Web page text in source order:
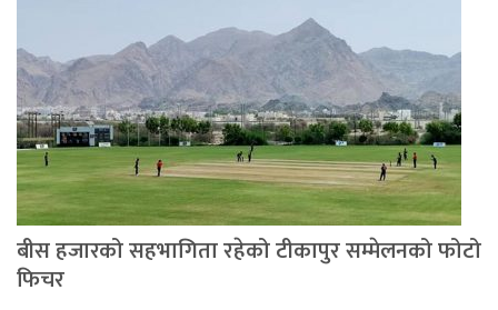
बीस हजारको सहभागिता रहेको टीकापुर सम्मेलनको फोटो
फिचर